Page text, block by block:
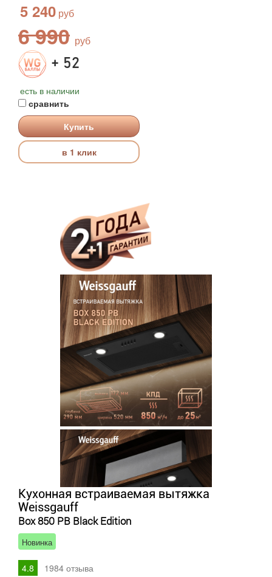
5 240
6 990
+ 52
есть в наличии
сравнить
Купить
в 1 клик
Кухонная встраиваемая вытяжка
Weissgauff
Box 850 PB Black Edition
Новинка
4.8 1984 отзыва